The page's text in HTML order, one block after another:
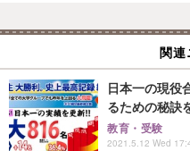
関連
日本一の現役
るための秘訣
教育・受験
2021.5.12 Wed